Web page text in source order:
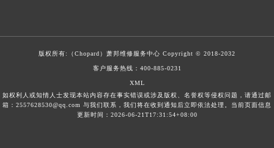
版权所有:（Chopard） 萧邦维修服务中心 Copyright © 2018-2032
客户服务热线： 400-885-0231
XML
如权利人或知情人士发现本站内容存在事实错误或涉及版权、名誉权等侵权问题，请通过邮
箱：2557628530@qq.com 与我们联系，我们将在收到通知后立即依法处理。当前页面信息
更新时间：2026-06-21T17:31:54+08:00